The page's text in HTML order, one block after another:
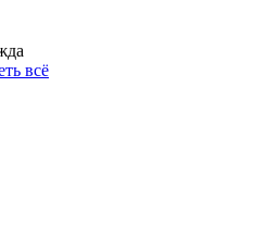
всё